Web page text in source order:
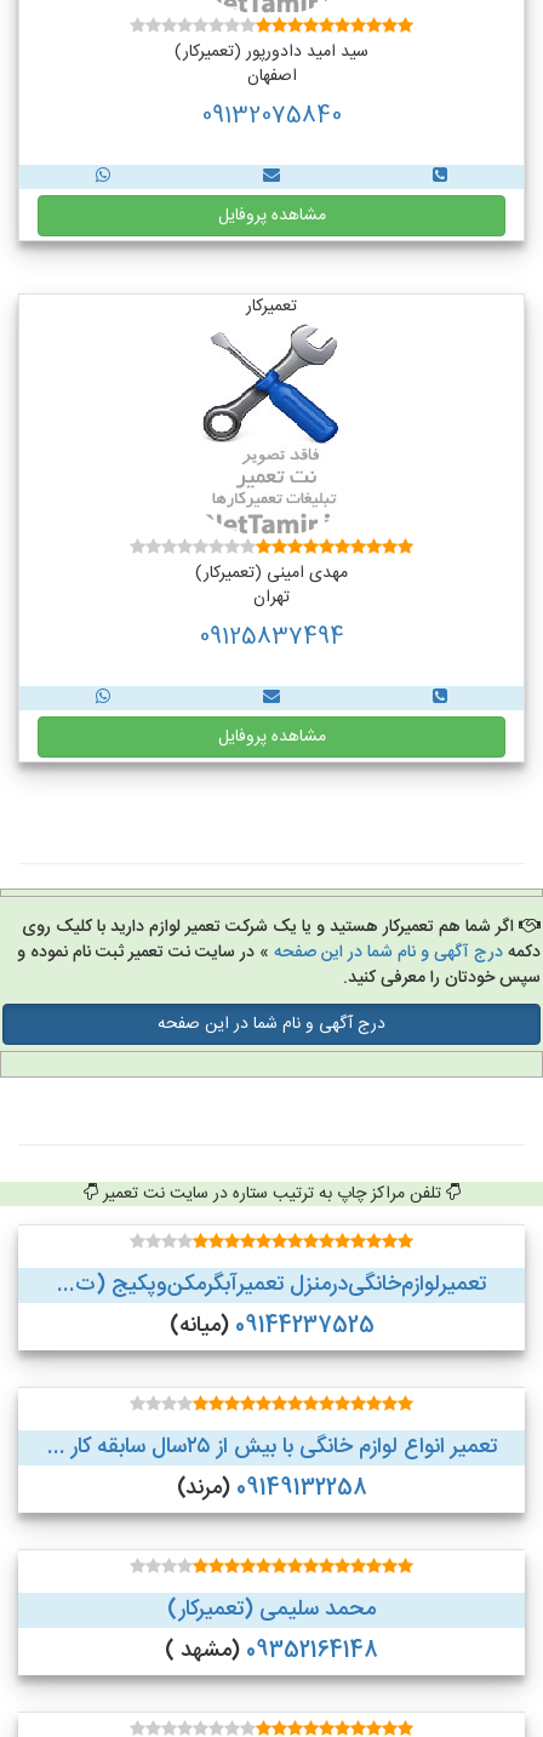
سید امید دادورپور (تعمیرکار)
اصفهان
09132075840
مشاهده پروفایل
تعمیرکار
مهدی امینی (تعمیرکار)
تهران
09125837494
مشاهده پروفایل
اگر شما هم تعمیرکار هستید و یا یک شرکت تعمیر لوازم دارید با کلیک روی
درج آگهی و نام شما در این صفحه» در سایت نت تعمیر ثبت نام نموده و
خودتان را معرفی کنید.
درج آگهی و نام شما در این صفحه
تلفن مراکز چاپ به ترتیب ستاره در سایت نت تعمیر
تعمیر‌لوازم‌‌خانگی‌در‌منزل‌ تعمیر‌آبگرمکن‌وپکیج (ت...
09144237525(میانه)
تعمیر انواع لوازم خانگی با بیش از ۲۵سال سابقه کار ...
09149132258(مرند)
محمد سلیمی (تعمیرکار)
09352164148(مشهد )